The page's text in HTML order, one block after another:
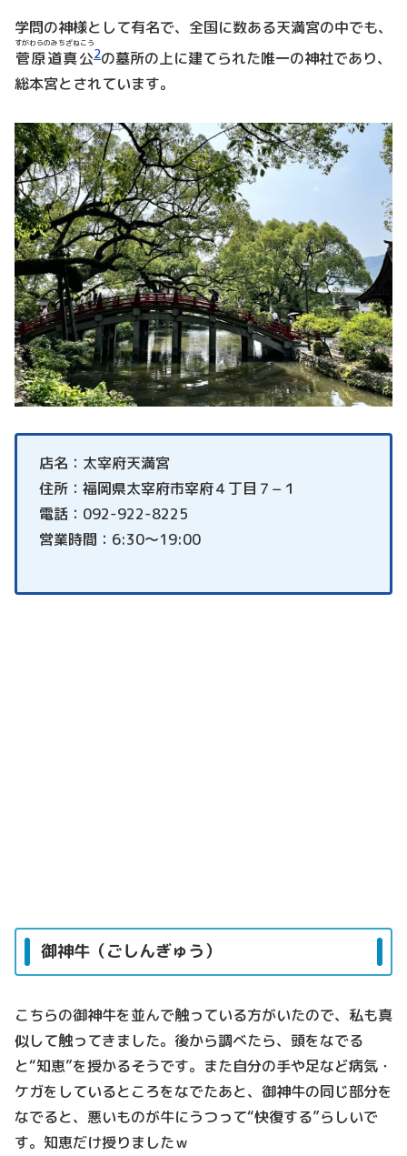
学問の神様として有名で、全国に数ある天満宮の中でも、
菅原道真公
すがわらのみちざねこう
2の墓所の上に建てられた唯一の神社であり、
総本宮とされています。
店名：太宰府天満宮
住所：福岡県太宰府市宰府４丁目７−１
電話：092-922-8225
営業時間：6:30～19:00
御神牛（ごしんぎゅう）
こちらの御神牛を並んで触っている方がいたので、私も真
似して触ってきました。後から調べたら、頭をなでる
と“知恵”を授かるそうです。また自分の手や足など病気・
ケガをしているところをなでたあと、御神牛の同じ部分を
なでると、悪いものが牛にうつって“快復する”らしいで
す。知恵だけ授りましたｗ